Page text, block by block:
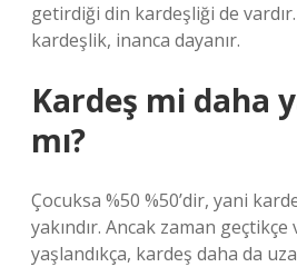
getirdiği din kardeşliği de
kardeşlik, inanca dayanır.
Kardeş mi daha
mı?
Çocuksa %50 %50’dir, yani
yakındır. Ancak zaman
yaşlandıkça, kardeş daha da